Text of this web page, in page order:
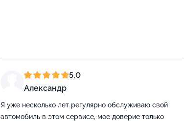
5,0
Александр
Я уже несколько лет регулярно обслуживаю свой
автомобиль в этом сервисе, мое доверие только